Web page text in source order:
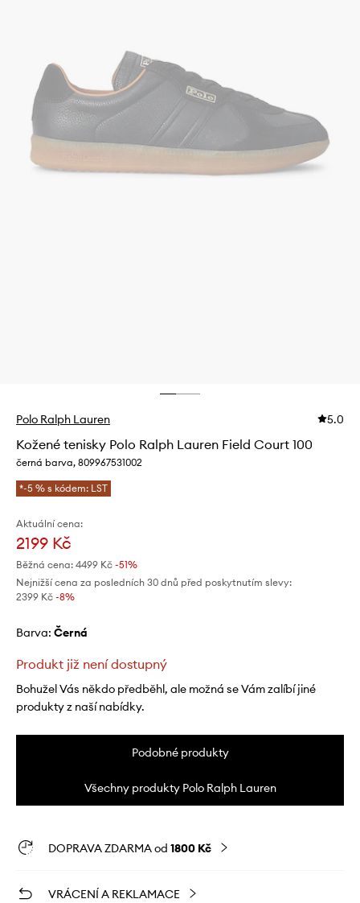
Polo Ralph Lauren 5.0
Kožené tenisky Polo Ralph Lauren Field Court 100
černá barva, 809967531002
*-5 % s kódem: LST
Aktuální cena:
2199 Kč
Běžná cena: 4499 Kč -51%
Nejnižší cena za posledních 30 dnů před poskytnutím slevy:
2399 Kč -8%
Barva: černá
Produkt již není dostupný
Bohužel Vás někdo předběhl, ale možná se Vám zalíbí jiné
produkty z naší nabídky.
Podobné produkty
Všechny produkty Polo Ralph Lauren
DOPRAVA ZDARMA od 1800 Kč
VRÁCENÍ A REKLAMACE